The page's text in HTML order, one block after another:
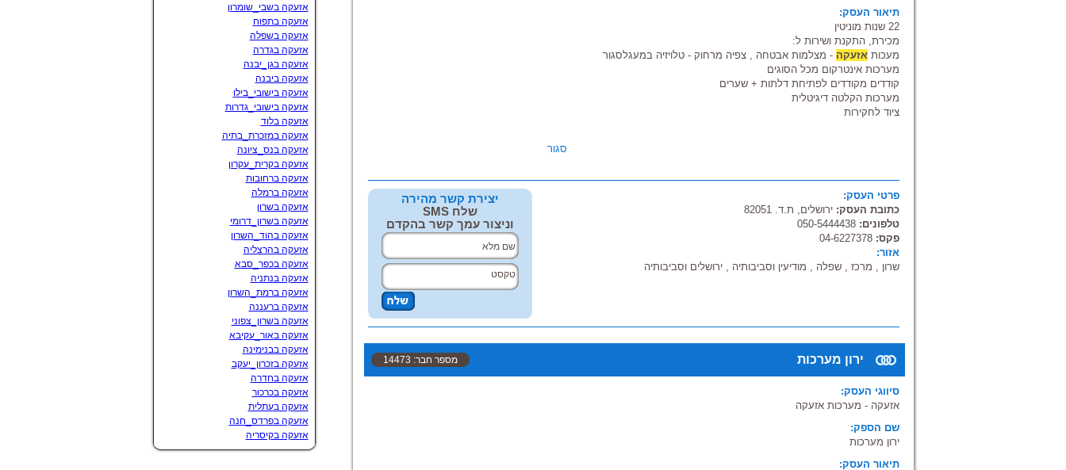
תיאור העסק:
22 שנות מוניטין
מכירת, התקנת ושירות ל:
מעכות אזעקה - מצלמות אבטחה , צפיה מרחוק - טלויזיה במעגלסגור
מערכות אינטרקום מכל הסוגים
קודדים מקודדים לפתיחת דלתות + שערים
מערכות הקלטה דיגיטלית
ציוד לחקירות
סגור
פרטי העסק:
כתובת העסק: ירושלים, ת.ד. 82051
טלפונים: 050-5444438
פקס: 04-6227378
אזור:
שרון , מרכז , שפלה , מודיעין וסביבותיה , ירושלים וסביבותיה
יצירת קשר מהירה
שלח SMS
וניצור עמך קשר בהקדם
ירון מערכות מספר חבר: 14473
סיווגי העסק:
אזעקה - מערכות אזעקה
שם הספק:
ירון מערכות
תיאור העסק:
אזעקה בשבי_שומרון
אזעקה בתפוח
אזעקה בשפלה
אזעקה בגדרה
אזעקה בגן_יבנה
אזעקה ביבנה
אזעקה בישובי_בילו
אזעקה בישובי_גדרות
אזעקה בלוד
אזעקה במזכרת_בתיה
אזעקה בנס_ציונה
אזעקה בקרית_עקרון
אזעקה ברחובות
אזעקה ברמלה
אזעקה בשרון
אזעקה בשרון_דרומי
אזעקה בהוד_השרון
אזעקה בהרצליה
אזעקה בכפר_סבא
אזעקה בנתניה
אזעקה ברמת_השרון
אזעקה ברעננה
אזעקה בשרון_צפוני
אזעקה באור_עקיבא
אזעקה בבנימינה
אזעקה בזכרון_יעקב
אזעקה בחדרה
אזעקה בכרכור
אזעקה בעתלית
אזעקה בפרדס_חנה
אזעקה בקיסריה